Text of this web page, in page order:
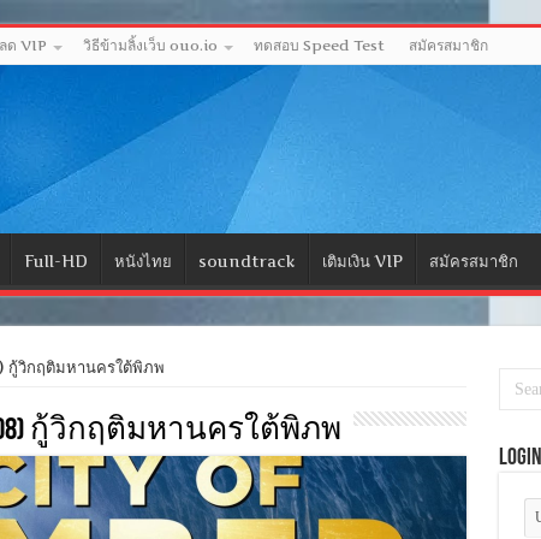
ด VIP วิธีข้ามลิ้งเว็บ ouo.io ทดสอบ Speed Test สมัครสมาชิก
Full-HD หนังไทย soundtrack เติมเงิน VIP สมัครสมาชิก
วิกฤติมหานครใต้พิภพ
กู้วิกฤติมหานครใต้พิภพ
Login